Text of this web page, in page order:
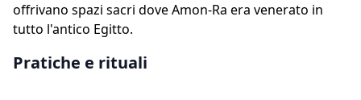
offrivano spazi sacri dove Amon-Ra era venerato in
tutto l'antico Egitto.
Pratiche e rituali